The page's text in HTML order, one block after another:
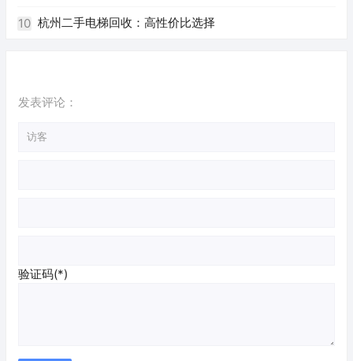
10 杭州二手电梯回收：高性价比选择
发表评论：
验证码(*)